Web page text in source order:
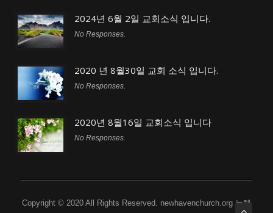
2024년 6월 2일 교회소식 입니다.
No Responses.
2020 년 8월30일 교회 소식 입니다.
No Responses.
2020년 8월16일 교회소식 입니다
No Responses.
Copyright © 2020 All Rights Reserved. newhavenchurch.org 뉴헤